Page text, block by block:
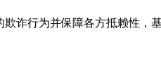
诈行为并保障各方抵赖性，